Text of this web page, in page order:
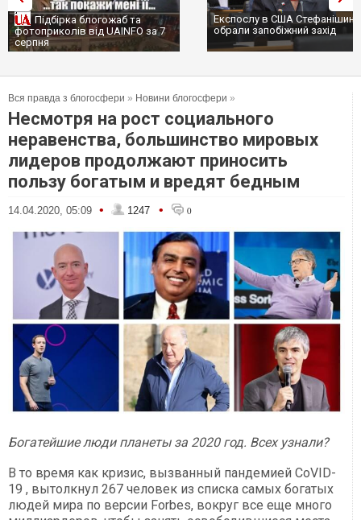
Експослу в США Стефанішиній
обрали запобіжний захід
Трамп не передасть Україні
сотні ракет до Patriot, бо у
Вся правда з блогосфери » Новини блогосфери »
Несмотря на рост социального
неравенства, большинство мировых
лидеров продолжают приносить
пользу богатым и вредят бедным
14.04.2020, 05:09 • 1247 • 0
Богатейшие люди планеты за 2020 год. Всех узнали?
В то время как кризис, вызванный пандемией CoVID-
19 , вытолкнул 267 человек из списка самых богатых
людей мира по версии Forbes, вокруг все еще много